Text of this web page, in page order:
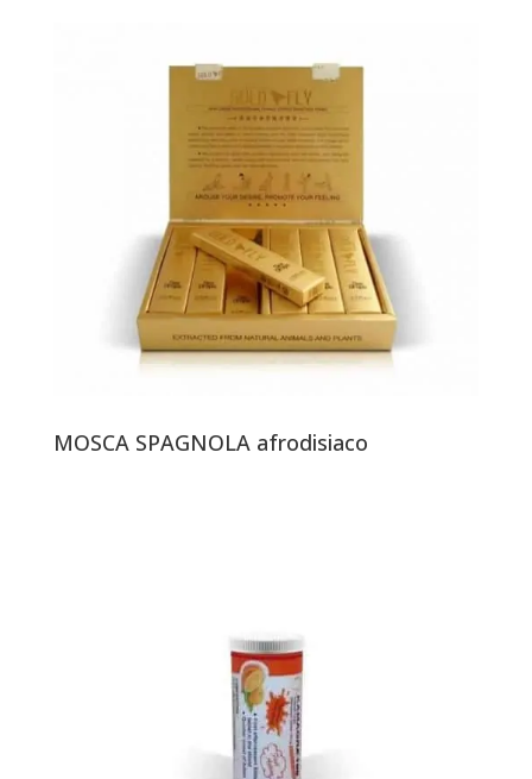
MOSCA SPAGNOLA afrodisiaco